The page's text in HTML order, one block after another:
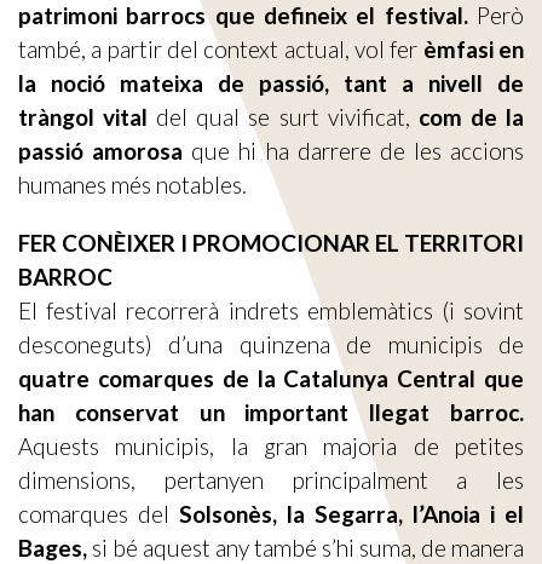
patrimoni barrocs que defineix el festival.Però
també, a partir del context actual, vol fer èmfasi en
la noció mateixa de passió, tant a nivell de
tràngol vital del qual se surt vivificat, com de la
passió amorosa que hi ha darrere de les accions
humanes més notables.
FER CONÈIXER I PROMOCIONAR EL TERRITORI
BARROC
El festival recorrerà indrets emblemàtics (i sovint
desconeguts) d’una quinzena de municipis de
quatre comarques de la Catalunya Central que
han conservat un important llegat barroc.
Aquests municipis, la gran majoria de petites
dimensions, pertanyen principalment a les
comarques del Solsonès, la Segarra, l’Anoia i el
Bages, si bé aquest any també s’hi suma, de manera